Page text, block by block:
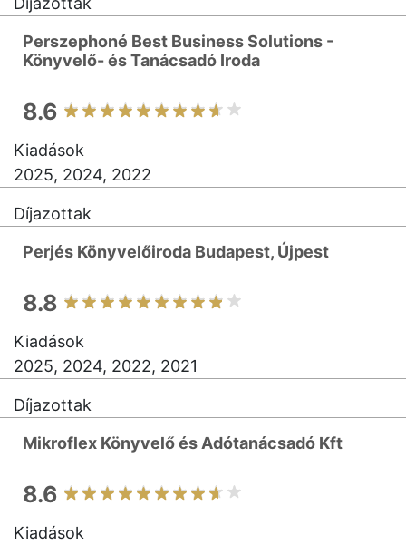
Perszephoné Best Business Solutions -
Könyvelő- és Tanácsadó Iroda
8.6
Kiadások
2025, 2024, 2022
Díjazottak
Perjés Könyvelőiroda Budapest, Újpest
8.8
Kiadások
2025, 2024, 2022, 2021
Díjazottak
Mikroflex Könyvelő és Adótanácsadó Kft
8.6
Kiadások